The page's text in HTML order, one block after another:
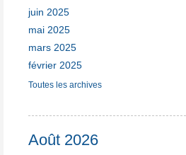
juin 2025
mai 2025
mars 2025
février 2025
Toutes les archives
Août 2026